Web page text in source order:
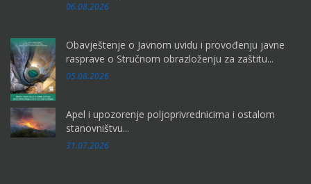
06.08.2026
Obavještenje o Javnom uvidu i provođenju javne
rasprave o Stručnom obrazloženju za zaštitu...
05.08.2026
Apel i upozorenje poljoprivrednicima i ostalom
stanovništvu...
31.07.2026